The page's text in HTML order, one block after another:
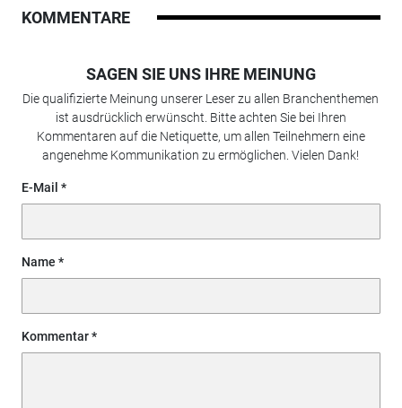
KOMMENTARE
SAGEN SIE UNS IHRE MEINUNG
Die qualifizierte Meinung unserer Leser zu allen Branchenthemen
ist ausdrücklich erwünscht. Bitte achten Sie bei Ihren
Kommentaren auf die Netiquette, um allen Teilnehmern eine
angenehme Kommunikation zu ermöglichen. Vielen Dank!
E-Mail
Name
Kommentar